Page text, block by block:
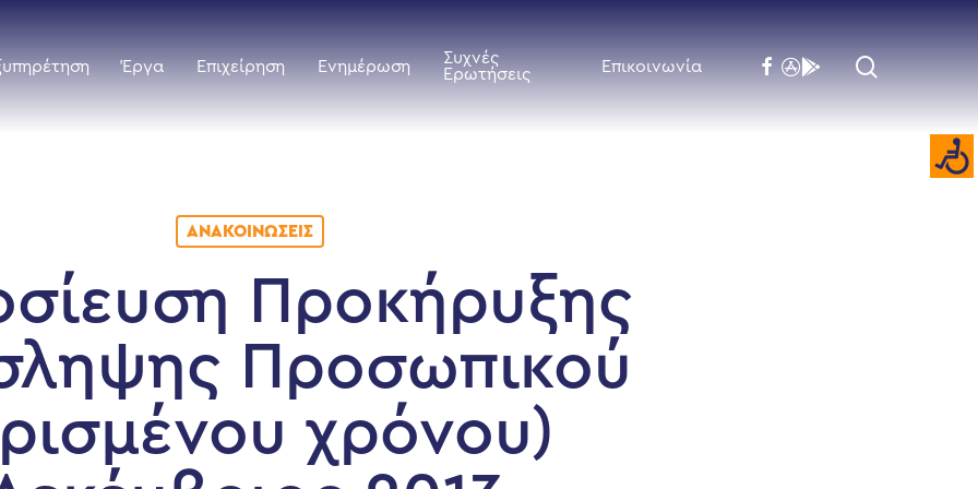
Έργα Επιχείρηση Ενημέρωση
Συχνές
Ερωτήσεις
Επικοινωνία facebook
flickrbehance
ΑΝΑΚΟΙΝΏΣΕΙΣ
Προκήρυξης
Προσωπικού
χρόνου)